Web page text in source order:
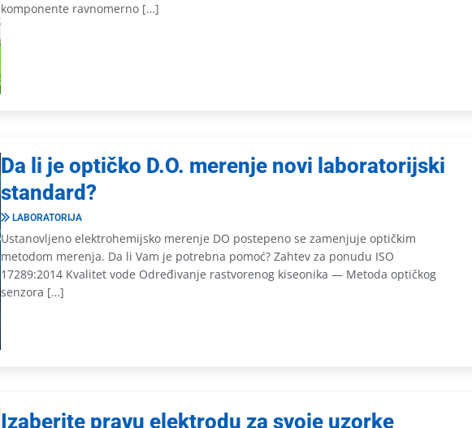
komponente ravnomerno […]
Da li je optičko D.O. merenje novi laboratorijski
standard?
LABORATORIJA
Ustanovljeno elektrohemijsko merenje DO postepeno se zamenjuje optičkim
metodom merenja. Da li Vam je potrebna pomoć? Zahtev za ponudu ISO
17289:2014 Kvalitet vode Određivanje rastvorenog kiseonika — Metoda optičkog
senzora […]
Izaberite pravu elektrodu za svoje uzorke